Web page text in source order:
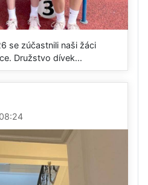
se zúčastnili naši žáci
Družstvo dívek...